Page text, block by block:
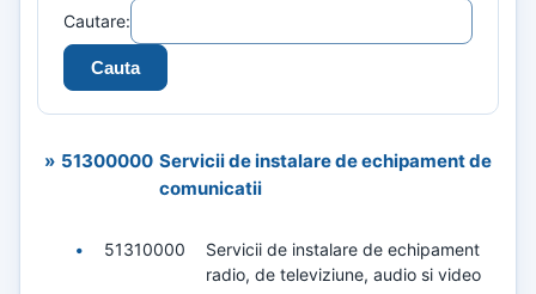
Cautare:
» 51300000 Servicii de instalare de echipament de
comunicatii
• 51310000
Servicii de instalare de echipament
radio, de televiziune, audio si video